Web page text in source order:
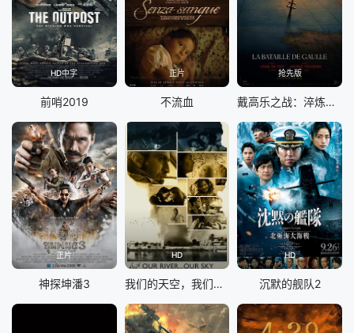
HD中字
前哨2019
正片
不流血
抢先版
戴高乐之战：淬炼时代
正片
神探坤潘3
HD
我们的天空，我们的河
HD
沉默的舰队2